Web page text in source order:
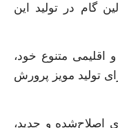
گام در تولید این
اقلیمی متنوع خود،
تولید مویز پرورش
اصلاح‌شده و جدید،